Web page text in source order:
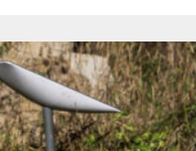
Samsung
перейдет
на
техпроцесс
1d
DRAM
как